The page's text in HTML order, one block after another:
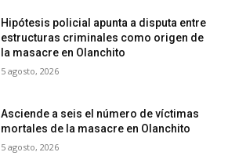
Hipótesis policial apunta a disputa entre
estructuras criminales como origen de
la masacre en Olanchito
5 agosto, 2026
Asciende a seis el número de víctimas
mortales de la masacre en Olanchito
5 agosto, 2026